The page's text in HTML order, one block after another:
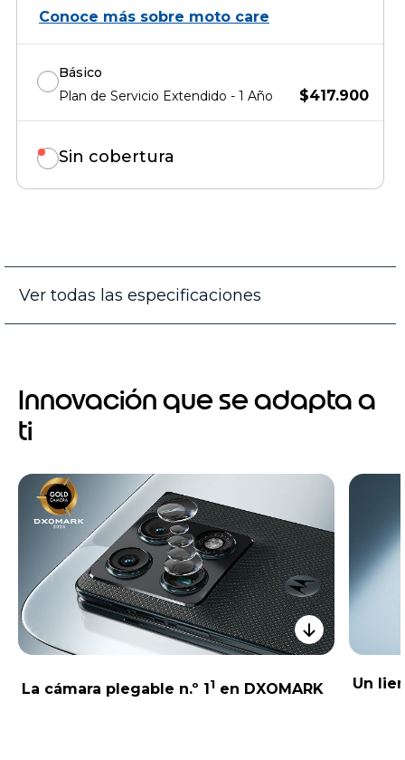
Conoce más sobre moto care
Básico
Plan de Servicio Extendido - 1 Año
$417.900
Sin cobertura
Ver todas las especificaciones
Innovación que se adapta a
ti
La cámara plegable n.º 1 1 en DXOMARK Un